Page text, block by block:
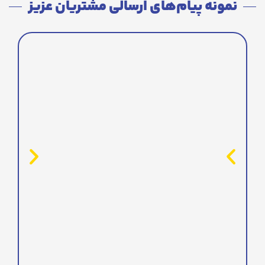
نمونه پیام‌های ارسالی مشتریان عزیز